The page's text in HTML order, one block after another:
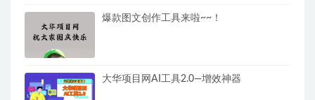
爆款图文创作工具来啦~~！
大华项目网AI工具2.0—增效神器